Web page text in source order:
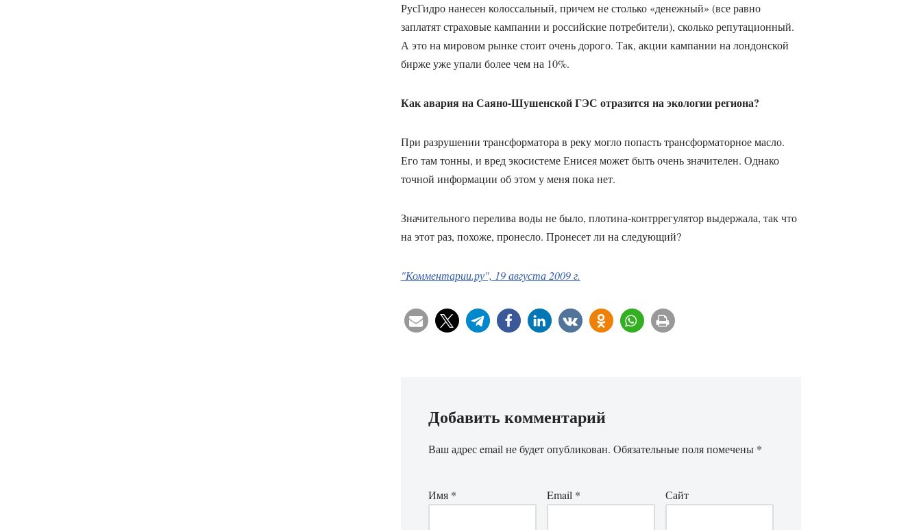
РусГидро нанесен колоссальный, причем не столько «денежный» (все равно
заплатят страховые кампании и российские потребители), сколько репутационный.
А это на мировом рынке стоит очень дорого. Так, акции кампании на лондонской
бирже уже упали более чем на 10%.
Как авария на Саяно-Шушенской ГЭС отразится на экологии региона?
При разрушении трансформатора в реку могло попасть трансформаторное масло.
Его там тонны, и вред экосистеме Енисея может быть очень значителен. Однако
точной информации об этом у меня пока нет.
Значительного перелива воды не было, плотина-контррегулятор выдержала, так что
на этот раз, похоже, пронесло. Пронесет ли на следующий?
"Комментарии.ру", 19 августа 2009 г.
Добавить комментарий
Ваш адрес email не будет опубликован. Обязательные поля помечены *
Имя * Email * Сайт